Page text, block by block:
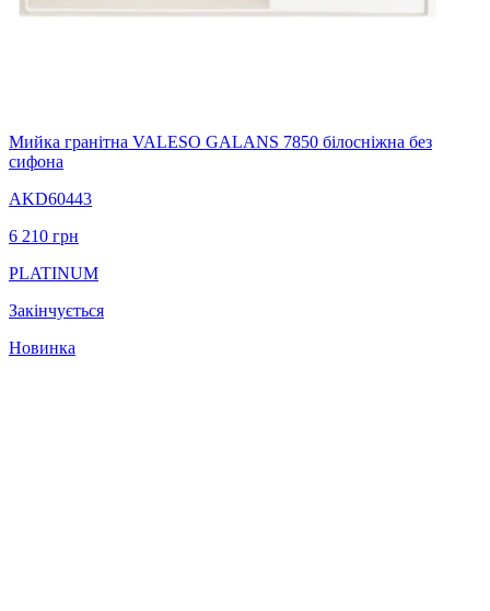
Мийка гранітна VALESO GALANS 7850 білосніжна без
сифона
AKD60443
6 210 грн
PLATINUM
Закінчується
Новинка